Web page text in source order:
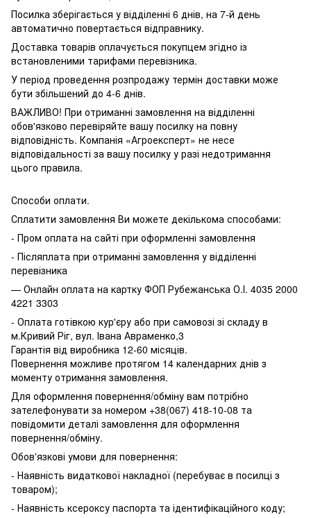
Посилка зберігається у відділенні 6 днів, на 7-й день
автоматично повертається відправнику.
Доставка товарів оплачується покупцем згідно із
встановленими тарифами перевізника.
У період проведення розпродажу термін доставки може
бути збільшений до 4-6 днів.
ВАЖЛИВО! При отриманні замовлення на відділенні
обов'язково перевіряйте вашу посилку на повну
відповідність. Компанія «Агроексперт» не несе
відповідальності за вашу посилку у разі недотримання
цього правила.
Способи оплати.
Сплатити замовлення Ви можете декількома способами:
- Пром оплата на сайті при оформленні замовлення
- Післяплата при отриманні замовлення у відділенні
перевізника
— Онлайн оплата на картку ФОП Рубежанська О.І. 4035 2000
4221 3303
- Оплата готівкою кур'єру або при самовозі зі складу в
м.Кривий Ріг, вул. Івана Авраменко,3
Гарантія від виробника 12-60 місяців.
Повернення можливе протягом 14 календарних днів з
моменту отримання замовлення.
Для оформлення повернення/обміну вам потрібно
зателефонувати за номером +38(067) 418-10-08 та
повідомити деталі замовлення для оформлення
повернення/обміну.
Обов'язкові умови для повернення:
- Наявність видаткової накладної (перебуває в посилці з
товаром);
- Наявність ксероксу паспорта та ідентифікаційного коду;